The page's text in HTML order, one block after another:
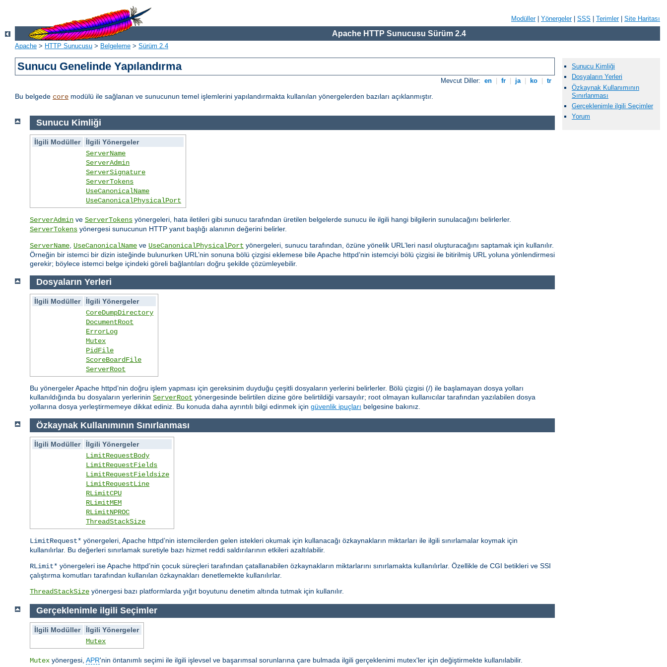
Modüller| Yönergeler| SSS Terimler| Site Haritası
Apache HTTP Sunucusu Sürüm 2.4
Apache > HTTP Sunucusu > Belgeleme > Sürüm 2.4
Sunucu Genelinde Yapılandırma
Mevcut Diller: en fr ja ko tr
Bu belgede core modülü ile sağlanan ve sunucunun temel işlemlerini yapılandırmakta kullanılan yönergelerden bazıları açıklanmıştır.
Sunucu Kimliği
Dosyaların Yerleri
Özkaynak Kullanımının
Sınırlanması
Gerçeklenimle ilgili Seçimler
Yorum
Sunucu Kimliği
İlgili Modüller
İlgili Yönergeler
ServerName
ServerAdmin
ServerSignature
ServerTokens
UseCanonicalName
UseCanonicalPhysicalPort
ServerAdmin ve ServerTokens yönergeleri, hata iletileri gibi sunucu tarafından üretilen belgelerde sunucu ile ilgili hangi bilgilerin sunulacağını belirlerler.
ServerTokens yönergesi sunucunun HTTP yanıt başlığı alanının değerini belirler.
ServerName UseCanonicalName ve UseCanonicalPhysicalPort yönergeleri, sunucu tarafından, özüne yönelik URL’leri nasıl oluşturacağını saptamak için kullanılır.
Örneğin bir istemci bir dizin isteğinde bulunurken URL’nin sonuna bölü çizgisi eklemese bile Apache httpd’nin istemciyi bölü çizgisi ile bitirilmiş URL yoluna yönlendirmesi
gerekir; böylece istemci belge içindeki göreli bağlantıları doğru şekilde çözümleyebilir.
Dosyaların Yerleri
İlgili Modüller
İlgili Yönergeler
CoreDumpDirectory
DocumentRoot
ErrorLog
Mutex
PidFile
ScoreBoardFile
ServerRoot
Bu yönergeler Apache httpd’nin doğru işlem yapması için gereksinim duyduğu çeşitli dosyaların yerlerini belirlerler. Bölü çizgisi (/) ile başlamayan dosya yolları
kullanıldığında bu dosyaların yerlerinin ServerRoot yönergesinde belirtilen dizine göre belirtildiği varsayılır; root olmayan kullanıcılar tarafından yazılabilen dosya
yollarına dosya yerleştirmemeye dikkat ediniz. Bu konuda daha ayrıntılı bilgi edinmek için güvenlik ipuçları belgesine bakınız.
Özkaynak Kullanımının Sınırlanması
İlgili Modüller
İlgili Yönergeler
LimitRequestBody
LimitRequestFields
LimitRequestFieldsize
LimitRequestLine
RLimitCPU
RLimitMEM
RLimitNPROC
ThreadStackSize
LimitRequest* yönergeleri, Apache httpd’nin istemcilerden gelen istekleri okumak için kullanacağı özkaynakların miktarları ile ilgili sınırlamalar koymak için
kullanılırlar. Bu değerleri sınırlamak suretiyle bazı hizmet reddi saldırılarının etkileri azaltılabilir.
RLimit* yönergeleri ise Apache httpd’nin çocuk süreçleri tarafından çatallanabilen özkaynakların miktarlarını sınırlamakta kullanılırlar. Özellikle de CGI betikleri ve SSI
çalıştırma komutları tarafından kullanılan özkaynakları denetlemekte kullanılırlar.
ThreadStackSize yönergesi bazı platformlarda yığıt boyutunu denetim altında tutmak için kullanılır.
Gerçeklenimle ilgili Seçimler
İlgili Modüller
İlgili Yönergeler
Mutex
Mutex yönergesi, APR'nin öntanımlı seçimi ile ilgili işlevsel ve başarımsal sorunlarına çare bulmada ilgili gerçeklenimi mutex'ler için değiştirmekte kullanılabilir.